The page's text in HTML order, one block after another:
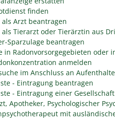
finden
Arzt beantragen
Tierarzt oder Tierärztin aus
Sparzulage beantragen
in Radonvorsorgegebieten oder
anmelden
im Anschluss an
- Eintragung beantragen
- Eintragung einer
Apotheker, Psychologischer
mit